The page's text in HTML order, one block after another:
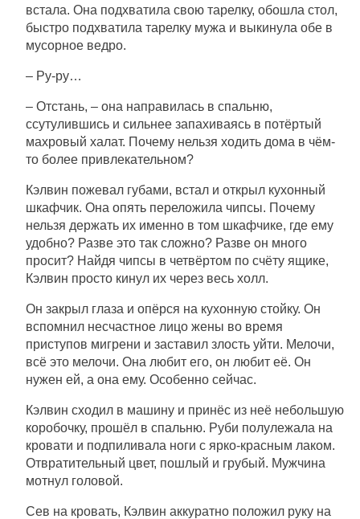
встала. Она подхватила свою тарелку, обошла стол,
быстро подхватила тарелку мужа и выкинула обе в
мусорное ведро.
– Ру-ру…
– Отстань, – она направилась в спальню,
ссутулившись и сильнее запахиваясь в потёртый
махровый халат. Почему нельзя ходить дома в чём-
то более привлекательном?
Кэлвин пожевал губами, встал и открыл кухонный
шкафчик. Она опять переложила чипсы. Почему
нельзя держать их именно в том шкафчике, где ему
удобно? Разве это так сложно? Разве он много
просит? Найдя чипсы в четвёртом по счёту ящике,
Кэлвин просто кинул их через весь холл.
Он закрыл глаза и опёрся на кухонную стойку. Он
вспомнил несчастное лицо жены во время
приступов мигрени и заставил злость уйти. Мелочи,
всё это мелочи. Она любит его, он любит её. Он
нужен ей, а она ему. Особенно сейчас.
Кэлвин сходил в машину и принёс из неё небольшую
коробочку, прошёл в спальню. Руби полулежала на
кровати и подпиливала ноги с ярко-красным лаком.
Отвратительный цвет, пошлый и грубый. Мужчина
мотнул головой.
Сев на кровать, Кэлвин аккуратно положил руку на